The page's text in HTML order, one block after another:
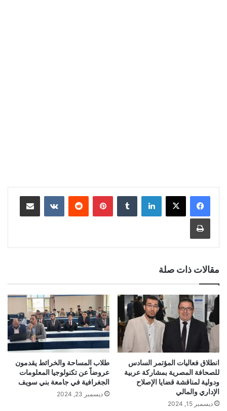
لينكدإن بينتيريست
مقالات ذات صلة
انطلاق فعاليات المؤتمر السادس
للصحافة المصرية بمشاركة عربية
ودولية لمناقشة قضايا الإصلاح
الإداري والمالي
ديسمبر 15, 2024
طلاب المساحة والخرائط يقدمون
عروضاً عن تكنولوجيا المعلومات
الجغرافية في جامعة بني سويف
ديسمبر 23, 2024